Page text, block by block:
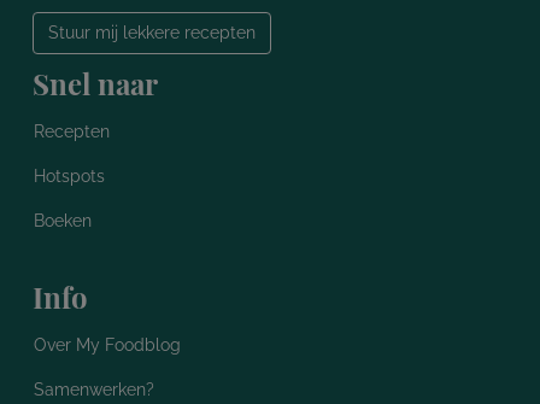
Stuur mij lekkere recepten
Snel naar
Recepten
Hotspots
Boeken
Info
Over My Foodblog
Samenwerken?